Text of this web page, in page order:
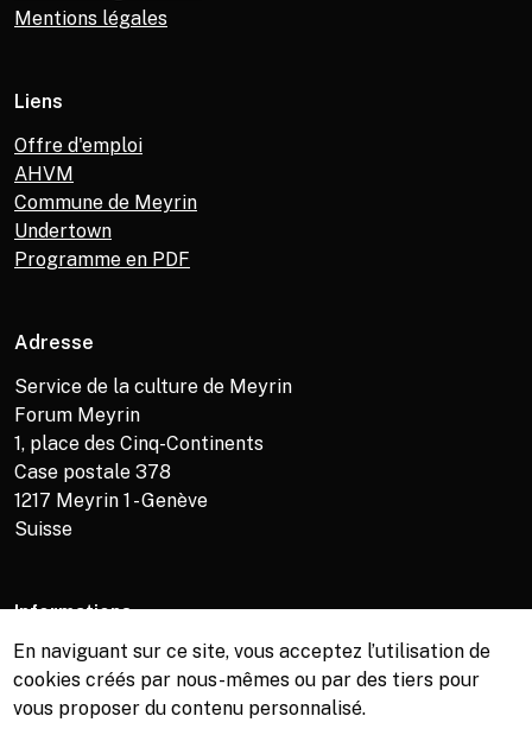
Mentions légales
Liens
Offre d'emploi
AHVM
Commune de Meyrin
Undertown
Programme en PDF
Adresse
Service de la culture de Meyrin
Forum Meyrin
1, place des Cinq-Continents
Case postale 378
1217 Meyrin 1 - Genève
Suisse
Informations
Service de la culture +41 (0)22 989 16 69
Billetterie +41 (0)22 989 34 34
Bibliothèque +41 (0)22 989 34 74
En naviguant sur ce site, vous acceptez l’utilisation de
cookies créés par nous-mêmes ou par des tiers pour
vous proposer du contenu personnalisé.